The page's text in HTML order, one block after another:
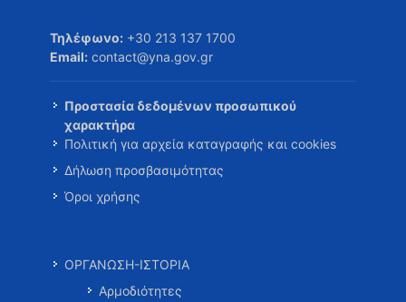
Τηλέφωνο: +30 213 137 1700
Email: contact@yna.gov.gr
Προστασία δεδομένων προσωπικού
χαρακτήρα
Πολιτική για αρχεία καταγραφής και cookies
Δήλωση προσβασιμότητας
Όροι χρήσης
ΟΡΓΑΝΩΣΗ-ΙΣΤΟΡΙΑ
Αρμοδιότητες